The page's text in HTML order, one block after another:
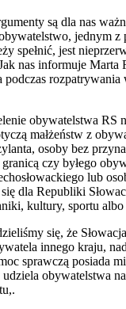
są dla nas
jednym z
spełnić, jest
nas informuje Marta
podczas
obywatelstwa RS
małżeństw z
osoby bez
czy byłego
lub
się dla Republiki
kultury, sportu
się, że
innego kraju,
sprawczą posiada
obywatelstwa